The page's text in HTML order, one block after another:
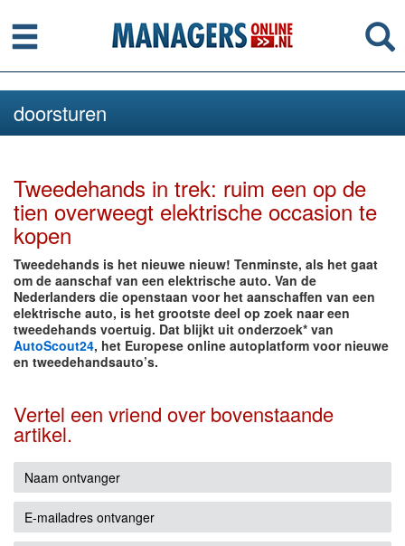
Menu
doorsturen
Tweedehands in trek: ruim een op de
tien overweegt elektrische occasion te
kopen
Tweedehands is het nieuwe nieuw! Tenminste, als het gaat
om de aanschaf van een elektrische auto. Van de
Nederlanders die openstaan voor het aanschaffen van een
elektrische auto, is het grootste deel op zoek naar een
tweedehands voertuig. Dat blijkt uit onderzoek* van
AutoScout24, het Europese online autoplatform voor nieuwe
en tweedehandsauto’s.
Vertel een vriend over bovenstaande
artikel.